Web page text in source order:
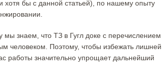
хотя бы с данной статьей), по нашему опыту
знаем, что ТЗ в Гугл доке с перечислением
человеком. Поэтому, чтобы избежать лишней
работы значительно упрощает дальнейший